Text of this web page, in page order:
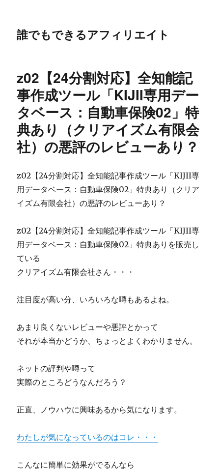
誰でもできるアフィリエイト
z02【24分割対応】全知能記
事作成ツール「KIJII専用デー
タベース：自動車保険02」特
典あり（クリアイズム有限会
社）の悪評のレビューあり？
z02【24分割対応】全知能記事作成ツール「KIJII専
用データベース：自動車保険02」特典あり（クリア
イズム有限会社）の悪評のレビューあり？
z02【24分割対応】全知能記事作成ツール「KIJII専
用データベース：自動車保険02」特典ありを販売し
ている
クリアイズム有限会社さん・・・
注目度が高い分、いろいろな噂もあるよね。
あまり良くないレビューや悪評とかって
それが本当かどうか、ちょっとよくわかりません。
ネットの評判や噂って
実際のところどうなんだろう？
正直、ノウハウに興味あるから気になります。
わたしが気になっているのはコレ・・・
こんなに簡単に効果がでるんなら